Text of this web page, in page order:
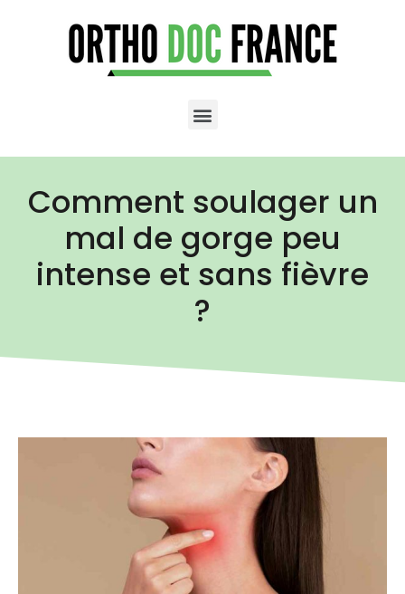
Comment soulager un
mal de gorge peu
intense et sans fièvre
?